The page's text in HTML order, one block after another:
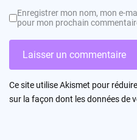
Enregistrer mon nom, mon e-
pour mon prochain
Ce site utilise Akismet pour
sur la façon dont les données de